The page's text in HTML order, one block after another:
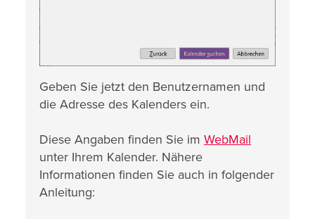
Geben Sie jetzt den Benutzernamen und
die Adresse des Kalenders ein.
Diese Angaben finden Sie im WebMail
unter Ihrem Kalender. Nähere
Informationen finden Sie auch in folgender
Anleitung: